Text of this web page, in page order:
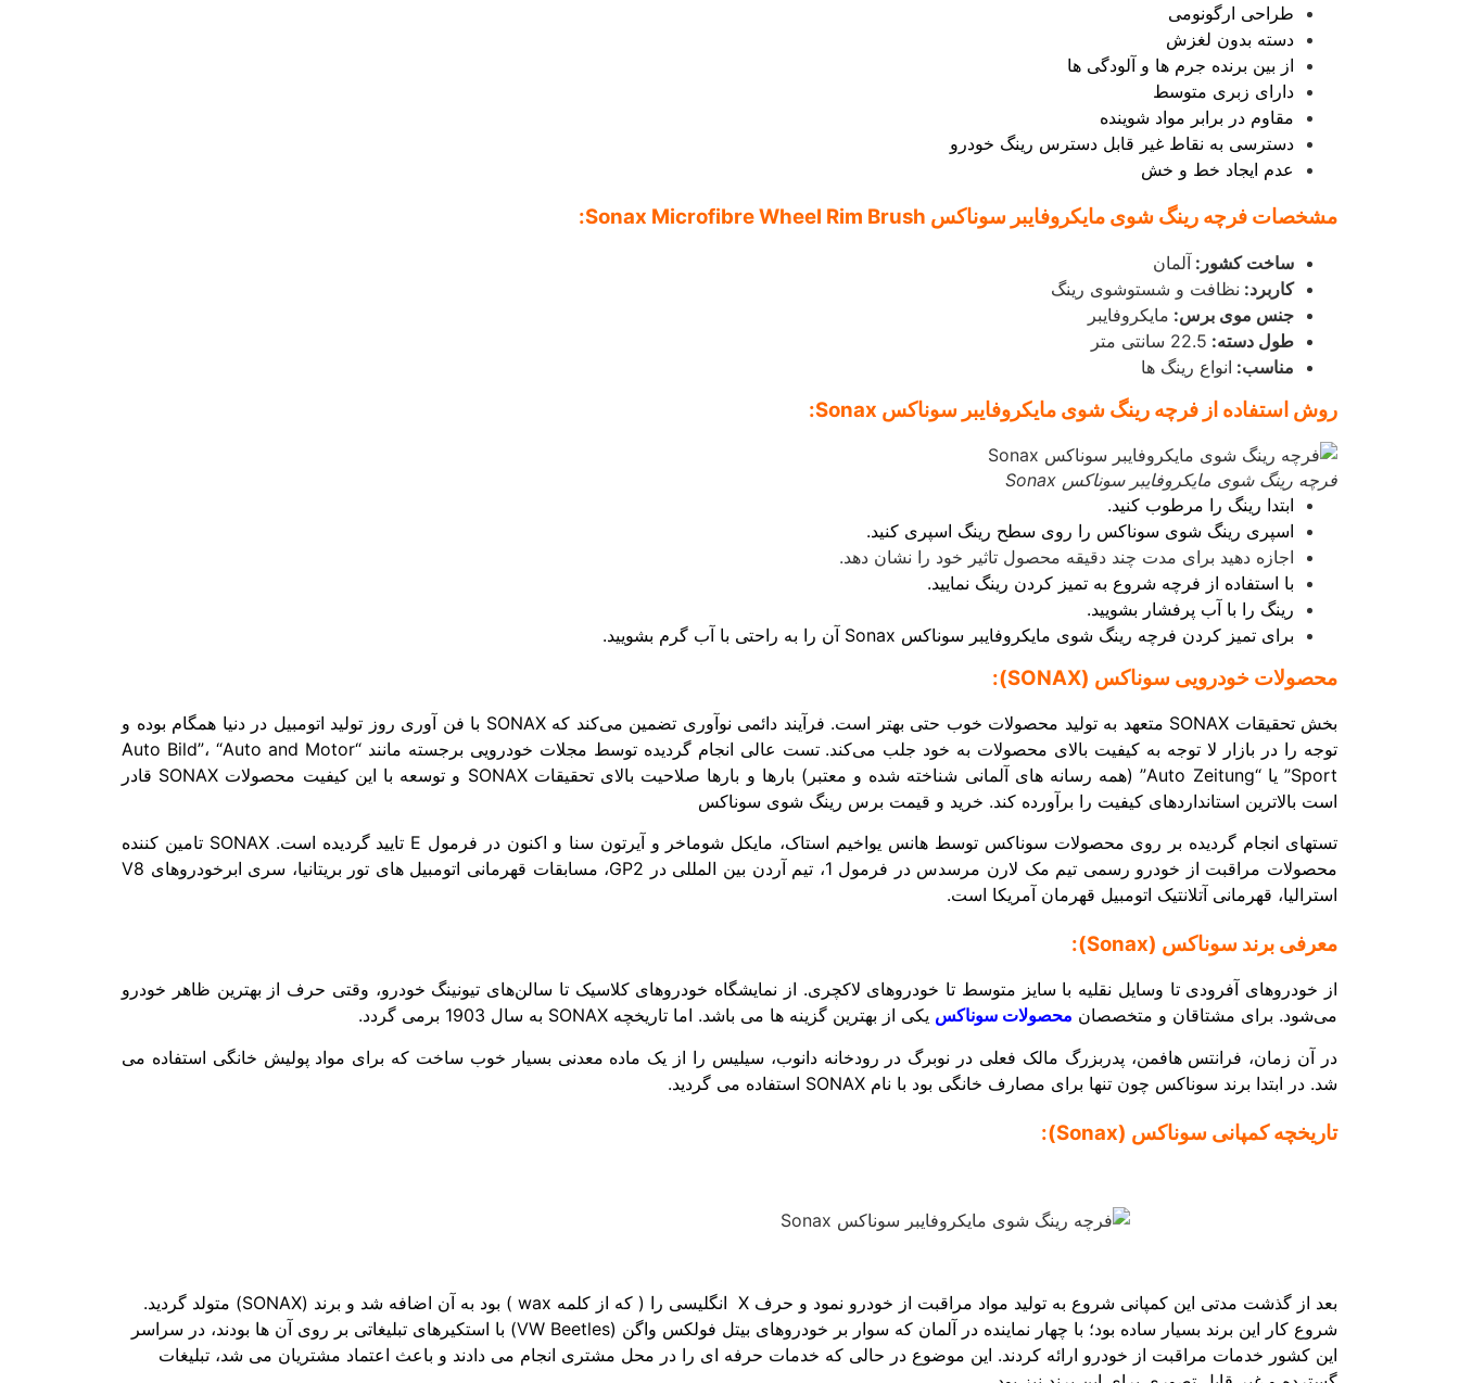
طراحی ارگونومی
دسته بدون لغزش
از بین برنده جرم ها و آلودگی ها
دارای زبری متوسط
مقاوم در برابر مواد شوینده
دسترسی به نقاط غیر قابل دسترس رینگ خودرو
عدم ایجاد خط و خش
مشخصات فرچه رینگ شوی مایکروفایبر سوناکس Sonax Microfibre Wheel Rim Brush:
ساخت کشور: آلمان
کاربرد: نظافت و شستوشوی رینگ
جنس موی برس: مایکروفایبر
طول دسته: 22.5 سانتی متر
مناسب: انواع رینگ ها
روش استفاده از فرچه رینگ شوی مایکروفایبر سوناکس Sonax:
فرچه رینگ شوی مایکروفایبر سوناکس Sonax
ابتدا رینگ را مرطوب کنید.
اسپری رینگ شوی سوناکس را روی سطح رینگ اسپری کنید.
اجازه دهید برای مدت چند دقیقه محصول تاثیر خود را نشان دهد.
با استفاده از فرچه شروع به تمیز کردن رینگ نمایید.
رینگ را با آب پرفشار بشویید.
برای تمیز کردن فرچه رینگ شوی مایکروفایبر سوناکس Sonax آن را به راحتی با آب گرم بشویید.
محصولات خودرویی سوناکس (SONAX):
بخش تحقیقات SONAX متعهد به تولید محصولات خوب حتی بهتر است. فرآیند دائمی نوآوری تضمین می‌کند که SONAX با فن آوری روز تولید اتومبیل در دنیا همگام بوده و
توجه را در بازار لا توجه به کیفیت بالای محصولات به خود جلب می‌کند. تست عالی انجام گردیده توسط مجلات خودرویی برجسته مانند “Auto Bild”، “Auto and Motor
Sport” یا “Auto Zeitung” (همه رسانه های آلمانی شناخته شده و معتبر) بارها و بارها صلاحیت بالای تحقیقات SONAX و توسعه با این کیفیت محصولات SONAX قادر
است بالاترین استانداردهای کیفیت را برآورده کند. خرید و قیمت برس رینگ شوی سوناکس
تستهای انجام گردیده بر روی محصولات سوناکس توسط هانس یواخیم استاک، مایکل شوماخر و آیرتون سنا و اکنون در فرمول E تایید گردیده است. SONAX تامین کننده
محصولات مراقبت از خودرو رسمی تیم مک لارن مرسدس در فرمول 1، تیم آردن بین المللی در GP2، مسابقات قهرمانی اتومبیل های تور بریتانیا، سری ابرخودروهای V8
استرالیا، قهرمانی آتلانتیک اتومبیل قهرمان آمریکا است.
معرفی برند سوناکس (Sonax):
از خودروهای آفرودی تا وسایل نقلیه با سایز متوسط تا خودروهای لاکچری. از نمایشگاه خودروهای کلاسیک تا سالن‌های تیونینگ خودرو، وقتی حرف از بهترین ظاهر خودرو
می‌شود. برای مشتاقان و متخصصان محصولات سوناکس یکی از بهترین گزینه ها می باشد. اما تاریخچه SONAX به سال 1903 برمی گردد.
در آن زمان، فرانتس هافمن، پدربزرگ مالک فعلی در نوبرگ در رودخانه دانوب، سیلیس را از یک ماده معدنی بسیار خوب ساخت که برای مواد پولیش خانگی استفاده می
شد. در ابتدا برند سوناکس چون تنها برای مصارف خانگی بود با نام SONAX استفاده می گردید.
تاریخچه کمپانی سوناکس (Sonax):
بعد از گذشت مدتی این کمپانی شروع به تولید مواد مراقبت از خودرو نمود و حرف X انگلیسی را ( که از کلمه wax ) بود به آن اضافه شد و برند (SONAX) متولد گردید.
شروع کار این برند بسیار ساده بود؛ با چهار نماینده در آلمان که سوار بر خودروهای بیتل فولکس واگن (VW Beetles) با استکیرهای تبلیغاتی بر روی آن ها بودند، در سراسر
این کشور خدمات مراقبت از خودرو ارائه کردند. این موضوع در حالی که خدمات حرفه ای را در محل مشتری انجام می دادند و باعث اعتماد مشتریان می شد، تبلیغات